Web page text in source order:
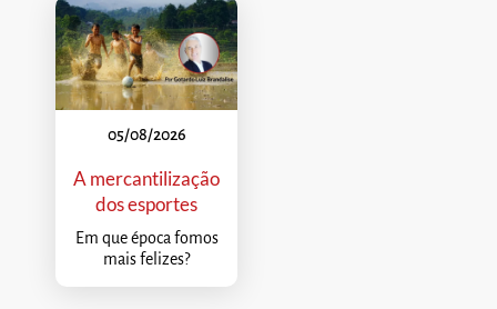
05/08/2026
A mercantilização
dos esportes
Em que época fomos
mais felizes?